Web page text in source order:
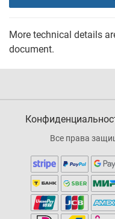
More technical details
document.
Все права